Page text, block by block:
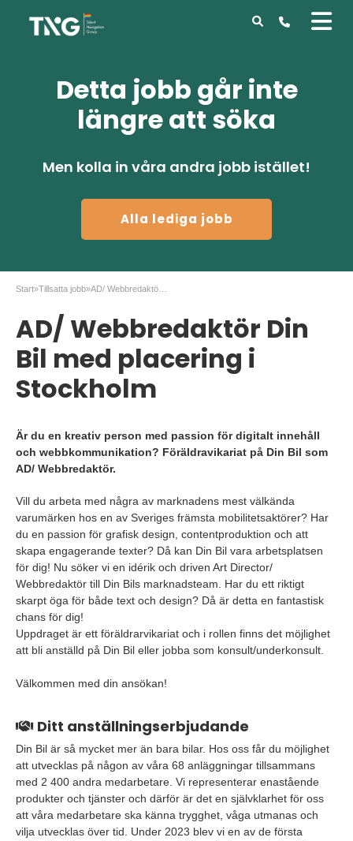
Detta jobb går inte
längre att söka
Men kolla in våra andra jobb istället!
Alla lediga jobb
Start»Tillsatta jobb»
AD/ Webbredaktör Din
Bil med placering i
Stockholm
Är du en kreativ person med passion för digitalt innehåll
och webbkommunikation? Föräldravikariat på Din Bil som
AD/ Webbredaktör.
Vill du arbeta med några av marknadens mest välkända
varumärken hos en av Sveriges främsta mobilitetsaktörer? Har
du en passion för grafisk design, contentproduktion och att
skapa engagerande texter? Då kan Din Bil vara arbetsplatsen
för dig! Nu söker vi en idérik och driven Art Director/
Webbredaktör till Din Bils marknadsteam. Har du ett riktigt
skarpt öga för både text och design? Då är detta en fantastisk
chans för dig!
Uppdraget är ett föräldrarvikariat och i rollen finns det möjlighet
att bli anställd på Din Bil eller jobba som konsult/underkonsult.
Välkommen med din ansökan!
Ditt anställningserbjudande
Din Bil är så mycket mer än bara bilar. Hos oss får du möjlighet
att utvecklas på någon av våra 68 anläggningar tillsammans
med 2 400 andra medarbetare. Vi representerar enastående
produkter och tjänster och därför är det en självklarhet för oss
att våra medarbetare ska känna trygghet, våga utmanas och
vilja utvecklas över tid. Under 2023 blev vi en av de första